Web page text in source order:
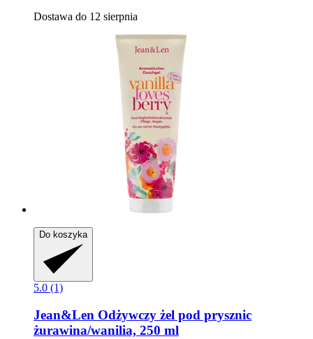
Dostawa do 12 sierpnia
Do koszyka
5.0 (1)
Jean&Len Odżywczy żel pod prysznic
żurawina/wanilia, 250 ml